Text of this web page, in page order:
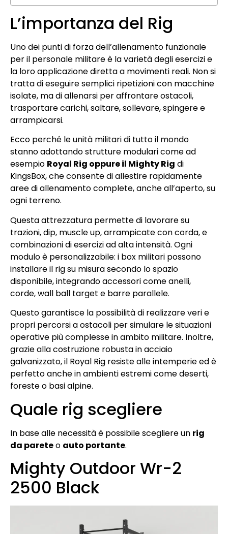
L’importanza del Rig
Uno dei punti di forza dell’allenamento funzionale
per il personale militare è la varietà degli esercizi e
la loro applicazione diretta a movimenti reali. Non si
tratta di eseguire semplici ripetizioni con macchine
isolate, ma di allenarsi per affrontare ostacoli,
trasportare carichi, saltare, sollevare, spingere e
arrampicarsi.
Ecco perché le unità militari di tutto il mondo
stanno adottando strutture modulari come ad
esempio Royal Rig oppure il Mighty Rig di
KingsBox, che consente di allestire rapidamente
aree di allenamento complete, anche all’aperto, su
ogni terreno.
Questa attrezzatura permette di lavorare su
trazioni, dip, muscle up, arrampicate con corda, e
combinazioni di esercizi ad alta intensità. Ogni
modulo è personalizzabile: i box militari possono
installare il rig su misura secondo lo spazio
disponibile, integrando accessori come anelli,
corde, wall ball target e barre parallele.
Questo garantisce la possibilità di realizzare veri e
propri percorsi a ostacoli per simulare le situazioni
operative più complesse in ambito militare. Inoltre,
grazie alla costruzione robusta in acciaio
galvanizzato, il Royal Rig resiste alle intemperie ed è
perfetto anche in ambienti estremi come deserti,
foreste o basi alpine.
Quale rig scegliere
In base alle necessità è possibile scegliere un rig
da pareteo auto portante.
Mighty Outdoor Wr-2
2500 Black